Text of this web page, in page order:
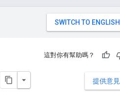
這對你有幫助嗎？
提供意見